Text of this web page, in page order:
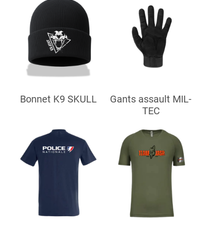
Bonnet K9 SKULL
Gants assault MIL-
TEC